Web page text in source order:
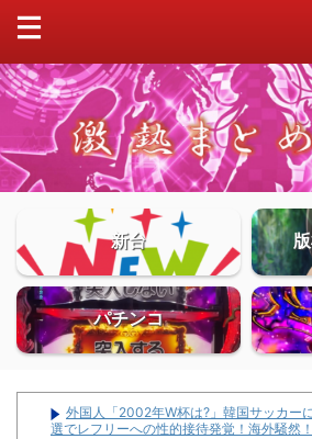
新台
パチンコ
外国人「2002年W杯は?」韓国サッカー
選でレフリーへの性的接待発覚！海外騒然